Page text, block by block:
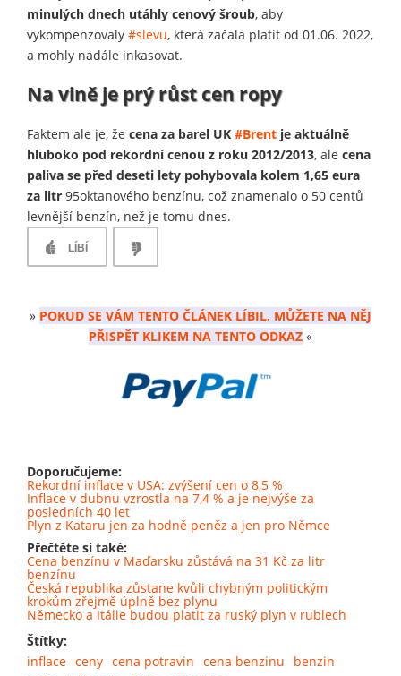
minulých dnech utáhly cenový šroub, aby
vykompenzovaly #slevu, která začala platit od 01.06. 2022,
a mohly nadále inkasovat.
Na vině je prý růst cen ropy
Faktem ale je, že cena za barel UK #Brent je aktuálně
hluboko pod rekordní cenou z roku 2012/2013, ale cena
paliva se před deseti lety pohybovala kolem 1,65 eura
za litr 95oktanového benzínu, což znamenalo o 50 centů
levnější benzín, než je tomu dnes.
LÍBÍ
» POKUD SE VÁM TENTO ČLÁNEK LÍBIL, MŮŽETE NA NĚJ
PŘISPĚT KLIKEM NA TENTO ODKAZ «
Doporučujeme:
Rekordní inflace v USA: zvýšení cen o 8,5 %
Inflace v dubnu vzrostla na 7,4 % a je nejvýše za
posledních 40 let
Plyn z Kataru jen za hodně peněz a jen pro Němce
Přečtěte si také:
Cena benzínu v Maďarsku zůstává na 31 Kč za litr
benzínu
Česká republika zůstane kvůli chybným politickým
krokům zřejmě úplně bez plynu
Německo a Itálie budou platit za ruský plyn v rublech
Štítky:
inflace ceny cena potravin cena benzinu
benzin